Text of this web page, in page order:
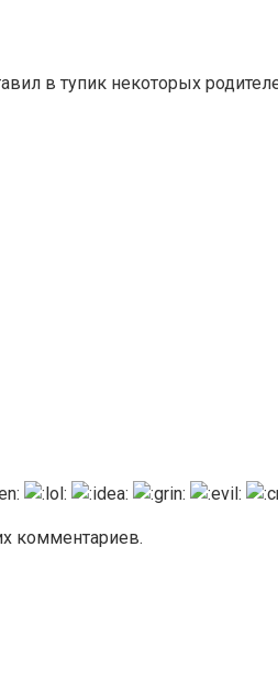
в тупик некоторых
комментариев.